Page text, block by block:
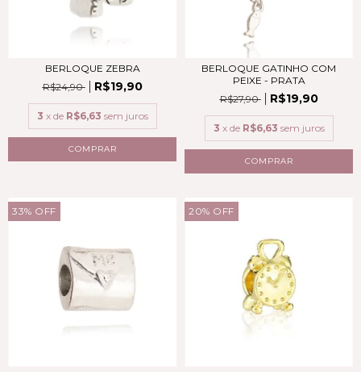
BERLOQUE ZEBRA
R$24,90
R$19,90
3 x de R$6,63 sem juros
COMPRAR
BERLOQUE GATINHO COM
PEIXE - PRATA
R$27,90
R$19,90
3 x de R$6,63 sem juros
COMPRAR
33% OFF 20% OFF